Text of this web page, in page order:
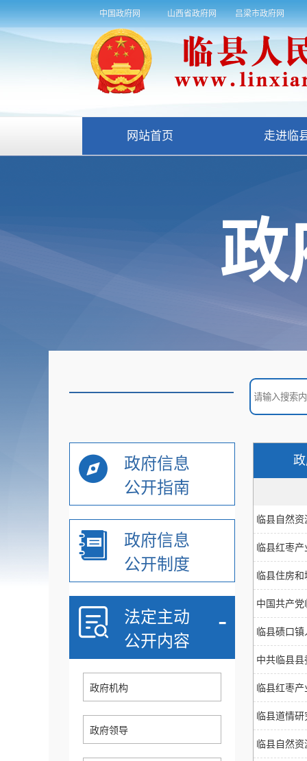
中国政府网 山西省政府网 吕梁市政府网
网站首页 走进临
政
政府信息
公开指南
政府信息
公开制度
法定主动
公开内容
-
政府机构
政府领导
临县自然
临县红枣
临县住房
中国共产
临县碛口
中共临县
临县红枣
临县道情
临县自然